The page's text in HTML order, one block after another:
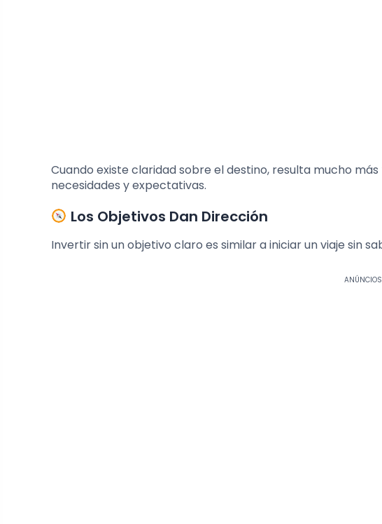
Cuando existe claridad sobre el destino, resulta mucho
necesidades y expectativas.
Los Objetivos Dan Dirección
Invertir sin un objetivo claro es similar a iniciar un viaje sin
ANÚNCIOS